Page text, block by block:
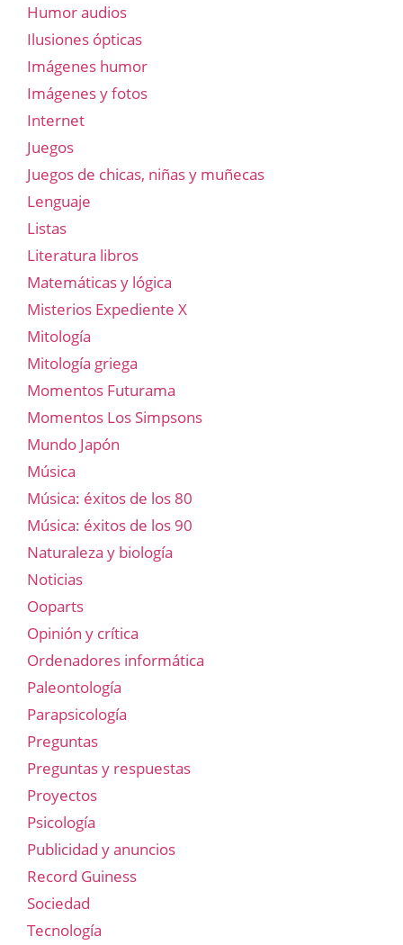
Humor audios
Ilusiones ópticas
Imágenes humor
Imágenes y fotos
Internet
Juegos
Juegos de chicas, niñas y muñecas
Lenguaje
Listas
Literatura libros
Matemáticas y lógica
Misterios Expediente X
Mitología
Mitología griega
Momentos Futurama
Momentos Los Simpsons
Mundo Japón
Música
Música: éxitos de los 80
Música: éxitos de los 90
Naturaleza y biología
Noticias
Ooparts
Opinión y crítica
Ordenadores informática
Paleontología
Parapsicología
Preguntas
Preguntas y respuestas
Proyectos
Psicología
Publicidad y anuncios
Record Guiness
Sociedad
Tecnología